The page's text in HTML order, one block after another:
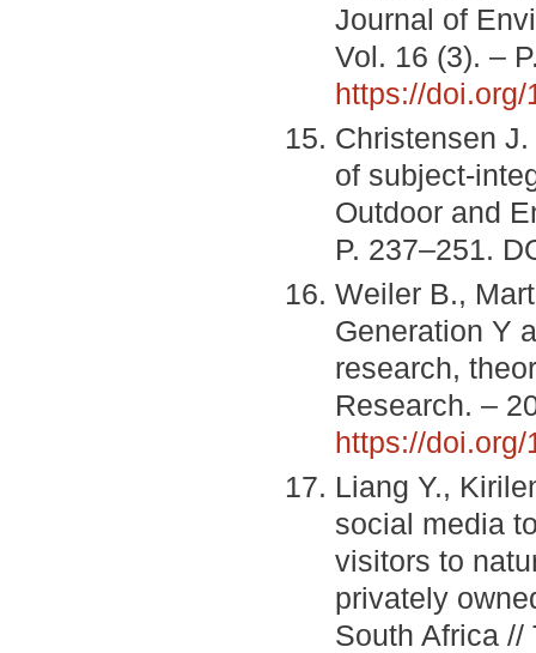
Journal of
Vol. 16 (3). –
https://
Christensen
of subject-
Outdoor and
P. 237–251.
Weiler B.,
Generation Y
research,
Research. –
https://
Liang Y.,
social media
visitors to
privately
South Africa